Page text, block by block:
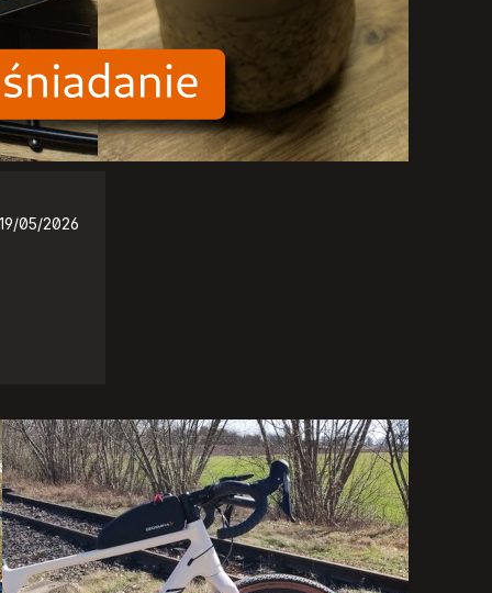
19/05/2026